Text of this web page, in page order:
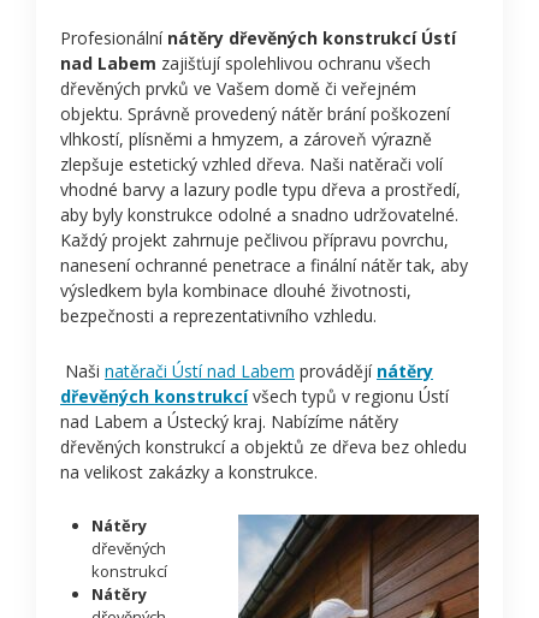
Profesionální nátěry dřevěných konstrukcí Ústí
nad Labem zajišťují spolehlivou ochranu všech
dřevěných prvků ve Vašem domě či veřejném
objektu. Správně provedený nátěr brání poškození
vlhkostí, plísněmi a hmyzem, a zároveň výrazně
zlepšuje estetický vzhled dřeva. Naši natěrači volí
vhodné barvy a lazury podle typu dřeva a prostředí,
aby byly konstrukce odolné a snadno udržovatelné.
Každý projekt zahrnuje pečlivou přípravu povrchu,
nanesení ochranné penetrace a finální nátěr tak, aby
výsledkem byla kombinace dlouhé životnosti,
bezpečnosti a reprezentativního vzhledu.
Naši natěrači Ústí nad Labem provádějí nátěry
dřevěných konstrukcívšech typů v regionu Ústí
nad Labem a Ústecký kraj. Nabízíme nátěry
dřevěných konstrukcí a objektů ze dřeva bez ohledu
na velikost zakázky a konstrukce.
Nátěry
dřevěných
konstrukcí
Nátěry